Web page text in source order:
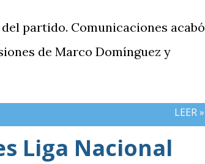
partido. Comunicaciones acabó
de Marco Domínguez y
LEER »
Liga Nacional